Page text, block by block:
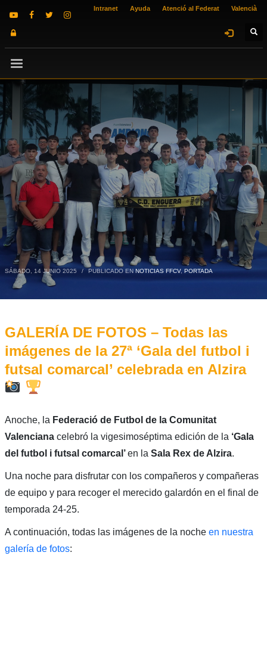
Intranet Ayuda Atenció al Federat Valencià
SÁBADO, 14 JUNIO 2025 / PUBLICADO EN NOTICIAS FFCV, PORTADA
GALERÍA DE FOTOS – Todas las
imágenes de la 27ª ‘Gala del futbol i
futsal comarcal’ celebrada en Alzira
Anoche, la Federació de Futbol de la Comunitat
Valenciana celebró la vigesimoséptima edición de la ‘Gala
del futbol i futsal comarcal’en la Sala Rex de Alzira.
Una noche para disfrutar con los compañeros y compañeras
de equipo y para recoger el merecido galardón en el final de
temporada 24-25.
A continuación, todas las imágenes de la noche en nuestra
galería de fotos: